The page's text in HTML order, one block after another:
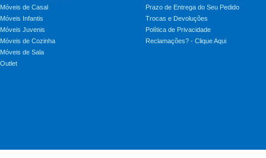
Móveis de Casal
Móveis Infantis
Móveis Juvenis
Móveis de Cozinha
Móveis de Sala
Outlet
Prazo de Entrega do Seu Pedido
Trocas e Devoluções
Política de Privacidade
Reclamações? - Clique Aqui